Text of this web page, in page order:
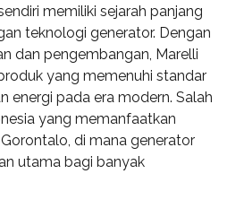
memiliki sejarah panjang
teknologi generator. Dengan
dan pengembangan, Marelli
yang memenuhi standar
energi pada era modern. Salah
yang memanfaatkan
di mana generator
utama bagi banyak